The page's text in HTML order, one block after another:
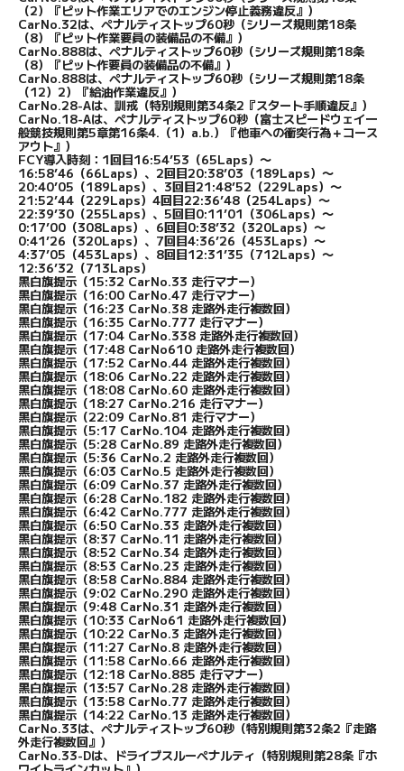
（2）『ピット作業エリアでのエンジン停止義務違反』）
CarNo.32は、ペナルティストップ60秒（シリーズ規則第18条
（8）『ピット作業要員の装備品の不備』）
CarNo.888は、ペナルティストップ60秒（シリーズ規則第18条
（8）『ピット作要員の装備品の不備』）
CarNo.888は、ペナルティストップ60秒（シリーズ規則第18条
（12）2）『給油作業違反』）
CarNo.28-Aは、訓戒（特別規則第34条2『スタート手順違反』）
CarNo.18-Aは、ペナルティストップ60秒（富士スピードウェイ一
般競技規則第5章第16条4.（1）a.b.）『他車への衝突行為＋コース
アウト』）
FCY導入時刻：1回目16:54’53（65Laps）〜
16:58’46（66Laps）、2回目20:38’03（189Laps）〜
20:40’05（189Laps）、3回目21:48’52（229Laps）〜
21:52’44（229Laps）4回目22:36’48（254Laps）〜
22:39’30（255Laps）、5回目0:11’01（306Laps）〜
0:17’00（308Laps）、6回目0:38’32（320Laps）〜
0:41’26（320Laps）、7回目4:36’26（453Laps）〜
4:37’05（453Laps）、8回目12:31’35（712Laps）〜
12:36’32（713Laps）
黒白旗提示（15:32 CarNo.33 走行マナー）
黒白旗提示（16:00 CarNo.47 走行マナー）
黒白旗提示（16:23 CarNo.38 走路外走行複数回）
黒白旗提示（16:35 CarNo.777 走行マナー）
黒白旗提示（17:04 CarNo.338 走路外走行複数回）
黒白旗提示（17:48 CarNo610 走路外走行複数回）
黒白旗提示（17:52 CarNo.44 走路外走行複数回）
黒白旗提示（18:06 CarNo.22 走路外走行複数回）
黒白旗提示（18:08 CarNo.60 走路外走行複数回）
黒白旗提示（18:27 CarNo.216 走行マナー）
黒白旗提示（22:09 CarNo.81 走行マナー）
黒白旗提示（5:17 CarNo.104 走路外走行複数回）
黒白旗提示（5:28 CarNo.89 走路外走行複数回）
黒白旗提示（5:36 CarNo.2 走路外走行複数回）
黒白旗提示（6:03 CarNo.5 走路外走行複数回）
黒白旗提示（6:09 CarNo.37 走路外走行複数回）
黒白旗提示（6:28 CarNo.182 走路外走行複数回）
黒白旗提示（6:42 CarNo.777 走路外走行複数回）
黒白旗提示（6:50 CarNo.33 走路外走行複数回）
黒白旗提示（8:37 CarNo.11 走路外走行複数回）
黒白旗提示（8:52 CarNo.34 走路外走行複数回）
黒白旗提示（8:53 CarNo.23 走路外走行複数回）
黒白旗提示（8:58 CarNo.884 走路外走行複数回）
黒白旗提示（9:02 CarNo.290 走路外走行複数回）
黒白旗提示（9:48 CarNo.31 走路外走行複数回）
黒白旗提示（10:33 CarNo61 走路外走行複数回）
黒白旗提示（10:22 CarNo.3 走路外走行複数回）
黒白旗提示（11:27 CarNo.8 走路外走行複数回）
黒白旗提示（11:58 CarNo.66 走路外走行複数回）
黒白旗提示（12:18 CarNo.885 走行マナー）
黒白旗提示（13:57 CarNo.28 走路外走行複数回）
黒白旗提示（13:58 CarNo.77 走路外走行複数回）
黒白旗提示（14:22 CarNo.13 走路外走行複数回）
CarNo.33は、ペナルティストップ60秒（特別規則第32条2『走路
外走行複数回』）
CarNo.33-Dは、ドライブスルーペナルティ（特別規則第28条『ホ